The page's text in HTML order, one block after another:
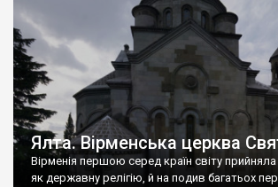
Ялта. Вірменська церква
Вірменія першою серед країн світу
як державну релігію, й на подив багатьох